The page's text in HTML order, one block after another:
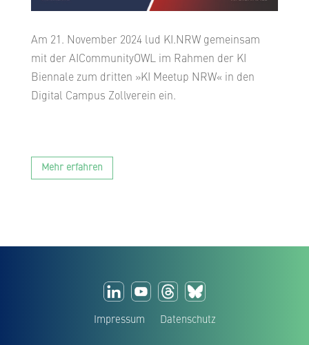
Am 21. November 2024 lud KI.NRW gemeinsam
mit der AICommunityOWL im Rahmen der KI
Biennale zum dritten »KI Meetup NRW« in den
Digital Campus Zollverein ein.
Mehr erfahren
Impressum Datenschutz